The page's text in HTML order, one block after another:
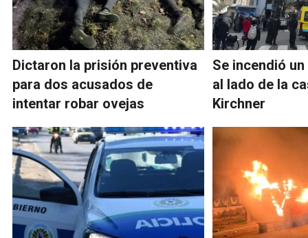
Dictaron la prisión preventiva
para dos acusados de
intentar robar ovejas
Se incendió
al lado de la
Kirchner